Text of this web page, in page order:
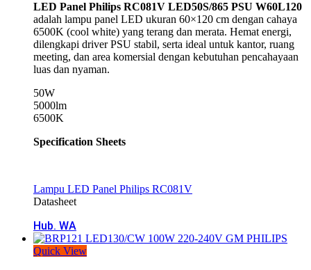
LED Panel Philips RC081V LED50S/865 PSU W60L120
adalah lampu panel LED ukuran 60×120 cm dengan cahaya
6500K (cool white) yang terang dan merata. Hemat energi,
dilengkapi driver PSU stabil, serta ideal untuk kantor, ruang
meeting, dan area komersial dengan kebutuhan pencahayaan
luas dan nyaman.
50W
5000lm
6500K
Specification Sheets
Lampu LED Panel Philips RC081V
Datasheet
Hub. WA
Quick View